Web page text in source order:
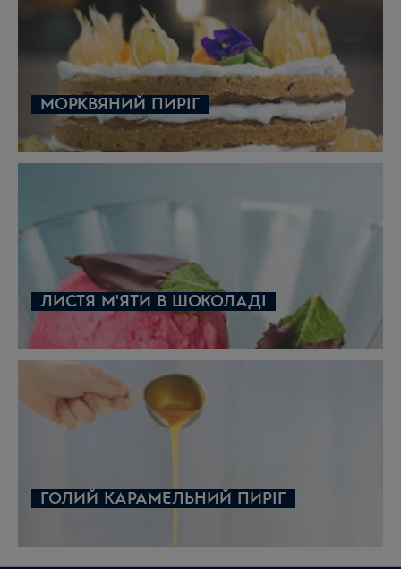
МОРКВЯНИЙ ПИРІГ
ЛИСТЯ М'ЯТИ В ШОКОЛАДІ
ГОЛИЙ КАРАМЕЛЬНИЙ ПИРІГ